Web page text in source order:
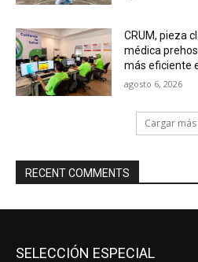
CRUM, pieza
médica
más eficiente
agosto 6, 2026
Cargar más
RECENT COMMENTS
SELECCIÓN ESPECIAL